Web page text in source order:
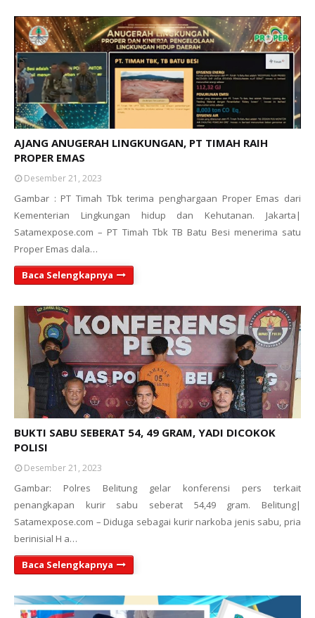
AJANG ANUGERAH LINGKUNGAN, PT TIMAH RAIH
PROPER EMAS
Desember 21, 2023
Gambar : PT Timah Tbk terima penghargaan Proper Emas dari
Kementerian Lingkungan hidup dan Kehutanan. Jakarta|
Satamexpose.com – PT Timah Tbk TB Batu Besi menerima satu
Proper Emas dala…
Baca Selengkapnya
BUKTI SABU SEBERAT 54, 49 GRAM, YADI DICOKOK
POLISI
Desember 21, 2023
Gambar: Polres Belitung gelar konferensi pers terkait
penangkapan kurir sabu seberat 54,49 gram. Belitung|
Satamexpose.com – Diduga sebagai kurir narkoba jenis sabu, pria
berinisial H a…
Baca Selengkapnya